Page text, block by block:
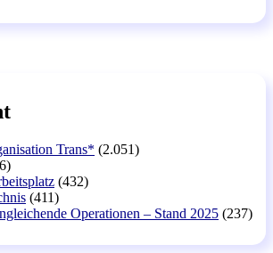
Trans* (2.051)
(432)
(411)
Operationen – Stand 2025 (237)